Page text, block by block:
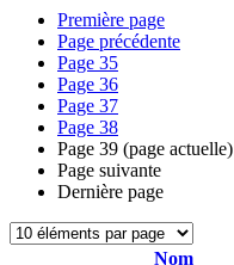
Première page
Page précédente
Page 35
Page 36
Page 37
Page 38
Page 39 (page actuelle)
Page suivante
Dernière page
Nom